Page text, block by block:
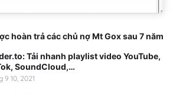
hoàn trả các chủ nợ Mt Gox sau 7 năm
Tải nhanh playlist video YouTube,
SoundCloud,…
9 10, 2021